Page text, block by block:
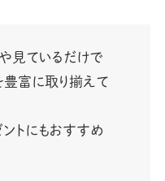
見ているだけで
豊富に取り揃えて
トにもおすすめ